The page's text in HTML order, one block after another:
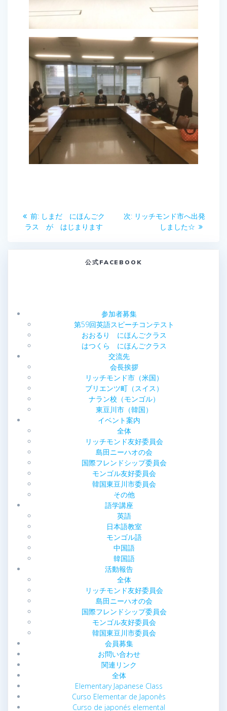
投
ー
ョ
前: 前
の
しまだ にほんごク
ラス が はじまります
次: 次
リッチモンド市へ出発
しました☆
公式FACEBOOK
参加者募集
第59回英語スピーチコンテスト
おおるり にほんごクラス
はつくら にほんごクラス
交流先
会長挨拶
リッチモンド市（米国）
ブリエンツ町（スイス）
ナラン校（モンゴル）
東豆川市（韓国）
イベント案内
全体
リッチモンド友好委員会
島田ニーハオの会
国際フレンドシップ委員会
モンゴル友好委員会
韓国東豆川市委員会
その他
語学講座
英語
日本語教室
モンゴル語
中国語
韓国語
活動報告
全体
リッチモンド友好委員会
島田ニーハオの会
国際フレンドシップ委員会
モンゴル友好委員会
韓国東豆川市委員会
会員募集
お問い合わせ
関連リンク
全体
Elementary Japanese Class
Curso Elementar de Japonês
Curso de japonés elemental